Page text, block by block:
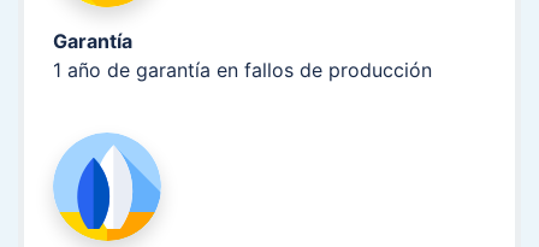
Garantía
1 año de garantía en fallos de producción